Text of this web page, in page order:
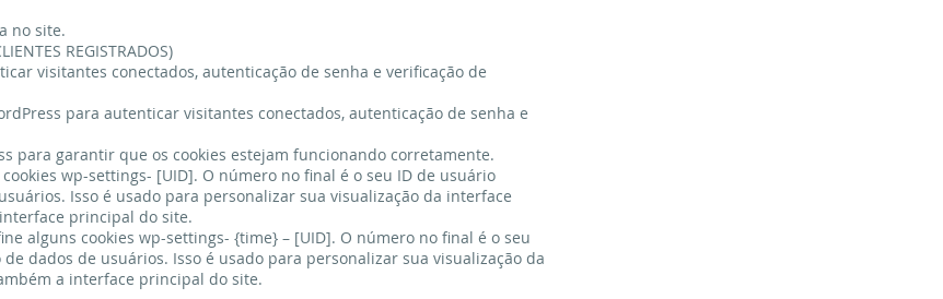
no site.
REGISTRADOS)
visitantes conectados, autenticação de senha e verificação de
para autenticar visitantes conectados, autenticação de senha e
para garantir que os cookies estejam funcionando corretamente.
wp-settings- [UID]. O número no final é o seu ID de usuário
Isso é usado para personalizar sua visualização da interface
principal do site.
alguns cookies wp-settings- {time} – [UID]. O número no final é o seu
dados de usuários. Isso é usado para personalizar sua visualização da
a interface principal do site.